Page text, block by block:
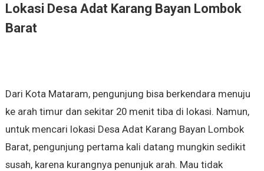
Lokasi Desa Adat Karang Bayan Lombok
Barat
Dari Kota Mataram, pengunjung bisa berkendara menuju
ke arah timur dan sekitar 20 menit tiba di lokasi. Namun,
untuk mencari lokasi Desa Adat Karang Bayan Lombok
Barat, pengunjung pertama kali datang mungkin sedikit
susah, karena kurangnya penunjuk arah. Mau tidak